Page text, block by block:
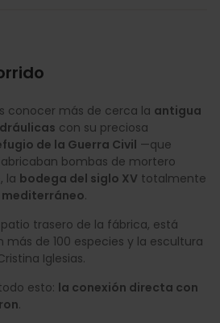
conocer más de cerca la antigua
con su preciosa
de la Guerra Civil —que
bombas de mortero
la bodega del siglo XV totalmente
.
trasero de la fábrica, está
más de 100 especies y la escultura
Iglesias.
esto: la conexión directa con
.